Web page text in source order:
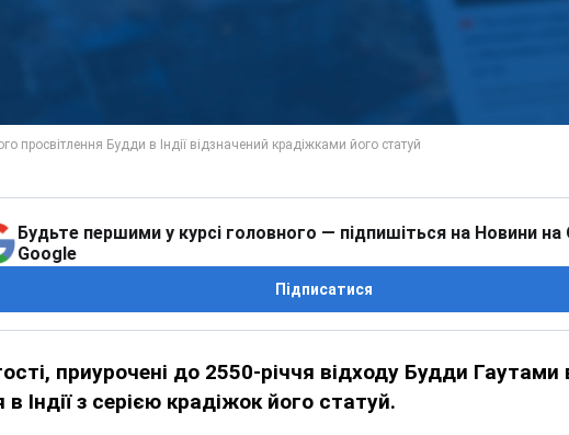
Будьте першими у курсі головного — підпишіться на Новини на
Google
Підписатися
приурочені до 2550-річчя відходу Будди Гаутами
в Індії з серією крадіжок його статуй.